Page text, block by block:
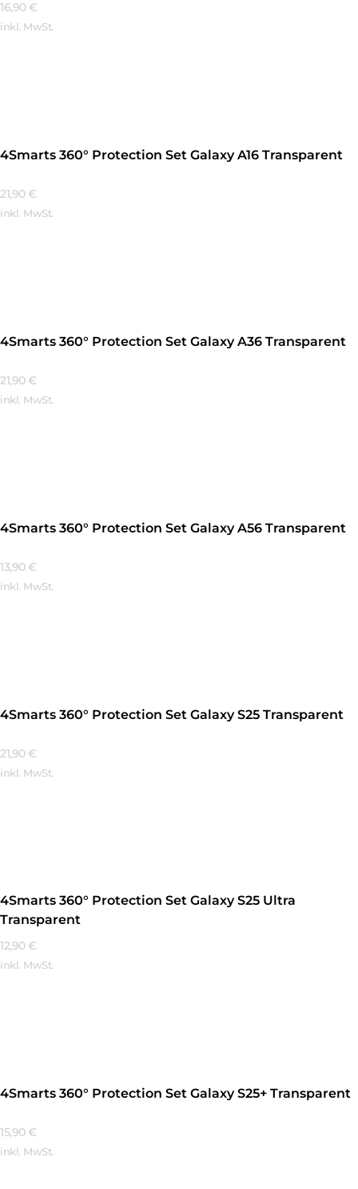
16,90 €
inkl. MwSt.
4Smarts 360° Protection Set Galaxy A16 Transparent
21,90 €
inkl. MwSt.
4Smarts 360° Protection Set Galaxy A36 Transparent
21,90 €
inkl. MwSt.
4Smarts 360° Protection Set Galaxy A56 Transparent
13,90 €
inkl. MwSt.
4Smarts 360° Protection Set Galaxy S25 Transparent
21,90 €
inkl. MwSt.
4Smarts 360° Protection Set Galaxy S25 Ultra
Transparent
12,90 €
inkl. MwSt.
4Smarts 360° Protection Set Galaxy S25+ Transparent
15,90 €
inkl. MwSt.